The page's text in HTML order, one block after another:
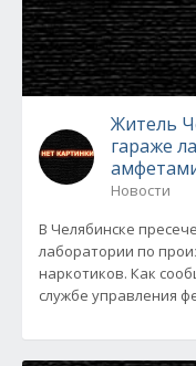
Житель
гараже
Новости
В Челябинске
лаборатории по
наркотиков. Как
службе управления